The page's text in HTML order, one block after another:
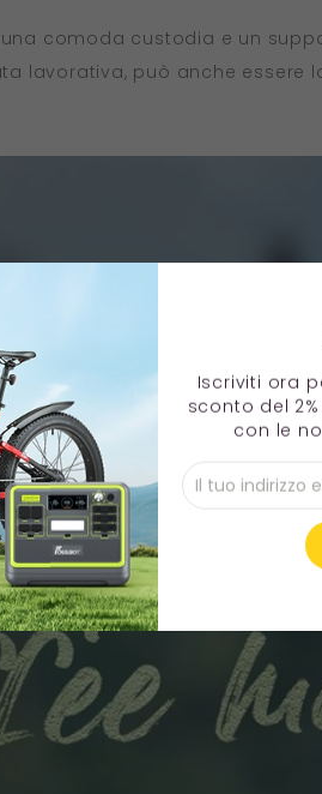
comoda custodia e un
lavorativa, può anche
Iscriviti ora
sconto del
con le